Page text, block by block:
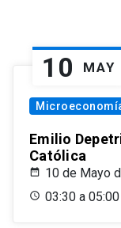
10 MAY
Emilio
Católica
10 de Mayo
03:30 a 05:00